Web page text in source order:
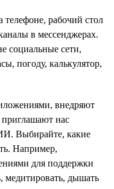
рабочий стол
в мессенджерах.
социальные сети,
погоду, калькулятор,
внедряют
нас
Выбирайте, какие
Например,
для поддержки
медитировать, дышать